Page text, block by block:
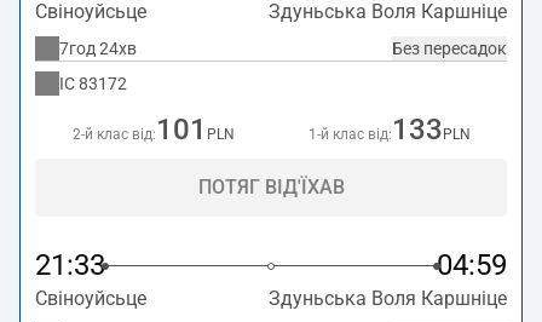
Свіноуйсьце Здуньська Воля Каршніце
Без пересадок
7год 24хв
IC83172
2-й клас від: 101 PLN 1-й клас від: 133 PLN
ПОТЯГ ВІД'ЇХАВ
21:33 04:59
Свіноуйсьце Здуньська Воля Каршніце